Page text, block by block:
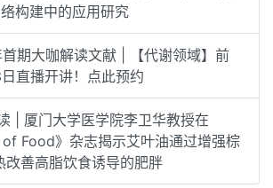
构建中的应用研究
期大咖解读文献 | 【代谢领域】前
直播开讲！点此预约
| 厦门大学医学院李卫华教授在
of Food》杂志揭示艾叶油通过增强棕
改善高脂饮食诱导的肥胖